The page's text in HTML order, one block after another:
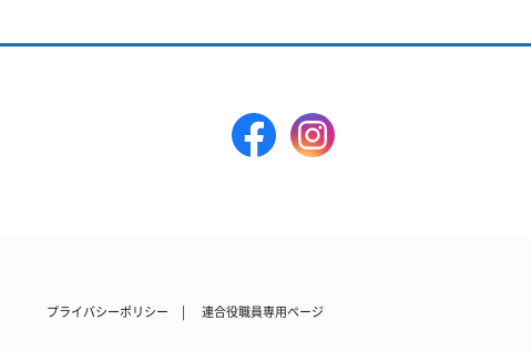
プライバシーポリシー 連合役職員専用ページ